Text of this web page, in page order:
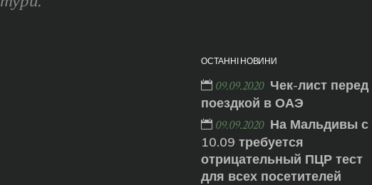
ОСТАННІ НОВИНИ
09.09.2020 Чек-лист перед
поездкой в ОАЭ
09.09.2020 На Мальдивы с
10.09 требуется
отрицательный ПЦР тест
для всех посетителей